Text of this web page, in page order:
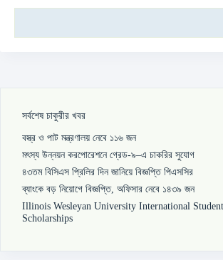
সর্বশেষ চাকুরীর খবর
বস্ত্র ও পাট মন্ত্রণালয় নেবে ১১৬ জন
মৎস্য উন্নয়ন করপোরেশনে গ্রেড-৯–এ চাকরির সুযোগ
৪৩তম বিসিএস প্রিলির দিন জানিয়ে বিজ্ঞপ্তি পিএসসির
ব্যাংকে বড় নিয়োগে বিজ্ঞপ্তি, অফিসার নেবে ১৪৩৯ জন
Illinois Wesleyan University International
Scholarships